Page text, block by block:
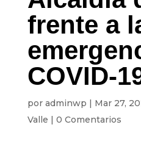
frente a
COVID-
por adminwp | Mar 27,
Valle | 0 Comentarios